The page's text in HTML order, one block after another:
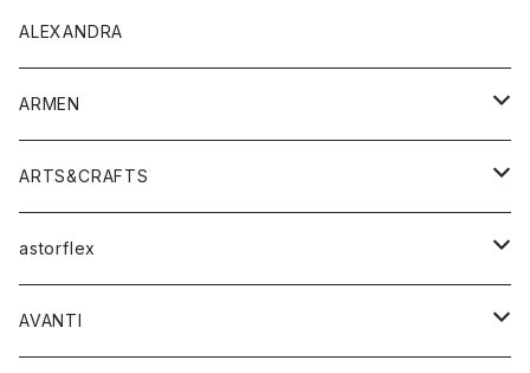
Tシャツ
シャツ
ボトムス
トップス
Tシャツ・カットソー
シャツ・ブラウス
ボトムス
パンツ
スカート
ワンピース・オールインワン
バッグ
シューズ
ALEXANDRA
ARMEN
アウター
コート
ジャケット
トップス
ベスト
ワンピース
ARTS&CRAFTS
アクセサリー
ウォレット
astorflex
グッズ
AVANTI